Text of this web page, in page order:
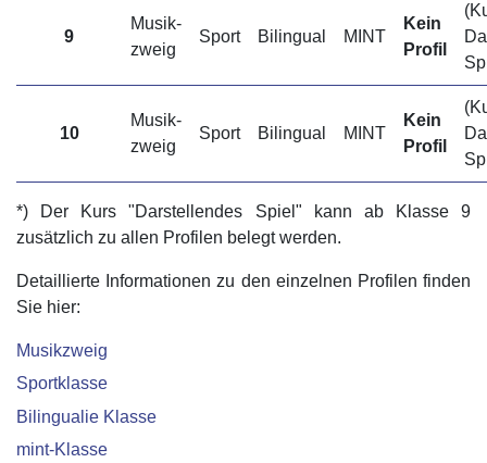
9
Musik­
zweig
Sport Bilingual MINT
Kein
Profil
10
Musik­
zweig
Sport Bilingual MINT
Kein
Profil
*) Der Kurs "Darstellendes Spiel" kann ab Klasse 9
zusätzlich zu allen Profilen belegt werden.
Detaillierte Informationen zu den einzelnen Profilen finden
Sie hier:
Musikzweig
Sportklasse
Bilingualie Klasse
mint-Klasse